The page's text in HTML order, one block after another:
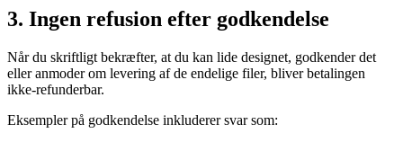
3. Ingen refusion efter godkendelse
Når du skriftligt bekræfter, at du kan lide designet, godkender det
eller anmoder om levering af de endelige filer, bliver betalingen
ikke-refunderbar.
Eksempler på godkendelse inkluderer svar som: